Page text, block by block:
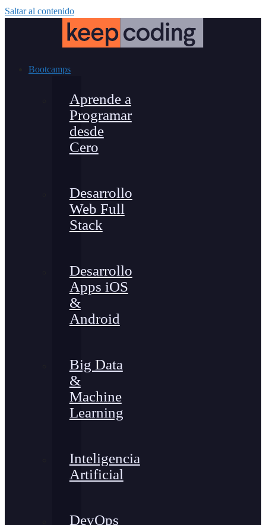
Saltar al contenido
Bootcamps
Aprende a
Programar
desde
Cero
Desarrollo
Web Full
Stack
Desarrollo
Apps iOS
&
Android
Big Data
&
Machine
Learning
Inteligencia
Artificial
DevOps